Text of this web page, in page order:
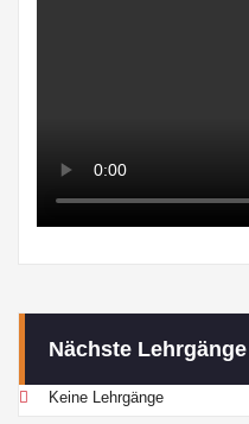
Nächste Lehrgänge
Keine Lehrgänge